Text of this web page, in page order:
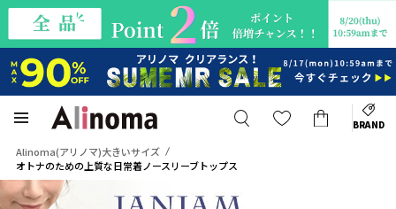
BRAND
Alinoma(アリノマ)大きいサイズ
オトナのための上質な日常着ノースリーブトップス